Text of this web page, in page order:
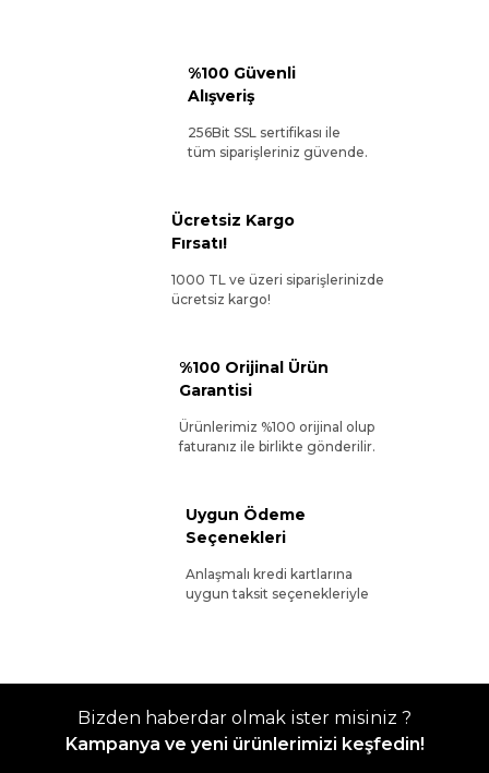
%100 Güvenli
Alışveriş
256Bit SSL sertifikası ile
tüm siparişleriniz güvende.
Ücretsiz Kargo
Fırsatı!
1000 TL ve üzeri siparişlerinizde
ücretsiz kargo!
%100 Orijinal Ürün
Garantisi
Ürünlerimiz %100 orijinal olup
faturanız ile birlikte gönderilir.
Uygun Ödeme
Seçenekleri
Anlaşmalı kredi kartlarına
uygun taksit seçenekleriyle
Bizden haberdar olmak ister misiniz ?
Kampanya ve yeni ürünlerimizi keşfedin!